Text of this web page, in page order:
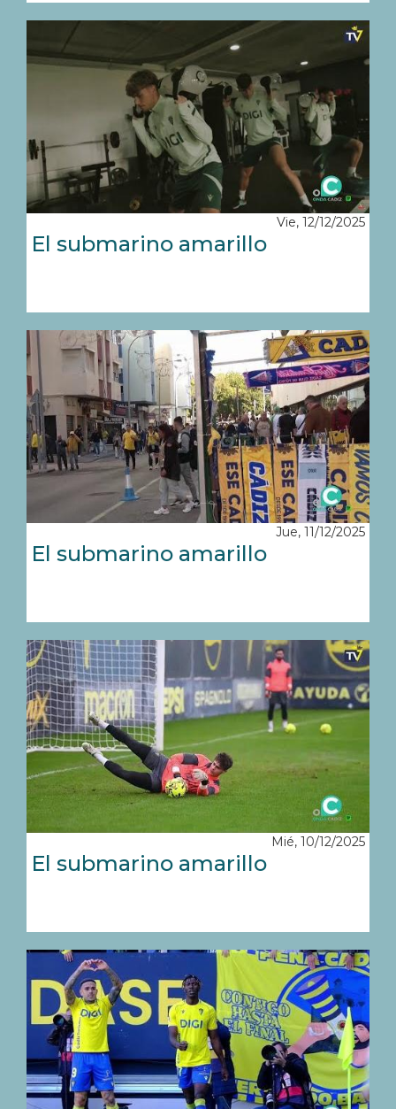
Vie, 12/12/2025
El submarino amarillo
Jue, 11/12/2025
El submarino amarillo
Mié, 10/12/2025
El submarino amarillo